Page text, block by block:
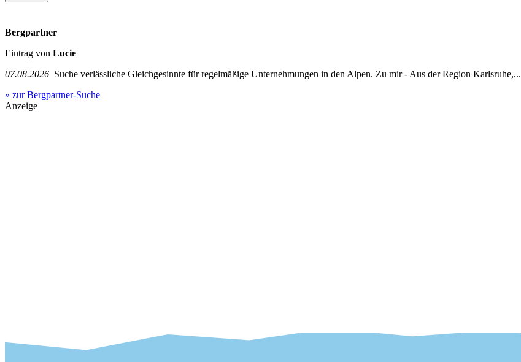
Bergpartner
Eintrag von Lucie
07.08.2026 Suche verlässliche Gleichgesinnte für regelmäßige Unternehmungen in den Alpen. Zu mir - Aus der Region Karlsruhe,...
» zur Bergpartner-Suche
Anzeige